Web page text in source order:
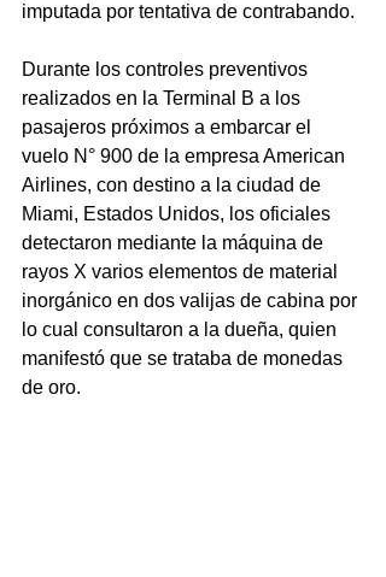
imputada por tentativa de contrabando.
Durante los controles preventivos
realizados en la Terminal B a los
pasajeros próximos a embarcar el
vuelo N° 900 de la empresa American
Airlines, con destino a la ciudad de
Miami, Estados Unidos, los oficiales
detectaron mediante la máquina de
rayos X varios elementos de material
inorgánico en dos valijas de cabina por
lo cual consultaron a la dueña, quien
manifestó que se trataba de monedas
de oro.